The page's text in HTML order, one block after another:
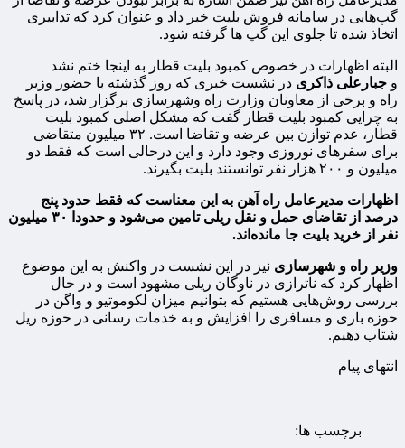
گپ‌هایی در سامانه فروش بلیت خبر داد و عنوان کرد که تدابیری
اتخاذ شده تا جلوی این گپ ها گرفته شود.
البته اظهارات در خصوص کمبود بلیت قطار به اینجا ختم نشد
و جبارعلی ذاکری در نشست خبری که روز گذشته با حضور وزیر
راه و برخی از معاونان وزارت راه وشهرسازی برگزار شد، در پاسخ
به چرایی کمبود بلیت قطار گفت که مشکل اصلی کمبود بلیت
قطار، عدم توازن بین عرضه و تقاضا است. ۳۲ میلیون متقاضی
برای سفرهای نوروزی وجود دارد و این درحالی است که فقط دو
میلیون و ۲۰۰ هزار نفر توانستند بلیت بگیرند.
اظهارات مدیرعامل راه آهن به این معناست که فقط حدود پنج
درصد از تقاضای حمل و نقل ریلی تامین می‌شود و حدودا ۳۰ میلیون
نفر از خرید بلیت جا مانده‌اند.
وزیر راه و شهرسازی نیز در این نشست در واکنش به این موضوع
اظهار کرد که ناترازی در ناوگان ریلی مشهود است و در حال
بررسی روش‌هایی هستیم که بتوانیم میزان لکوموتیو و واگن در
حوزه باری و مسافری را افزایش و به خدمات رسانی در حوزه ریل
شتاب دهیم.
انتهای پیام
برچسب ها: